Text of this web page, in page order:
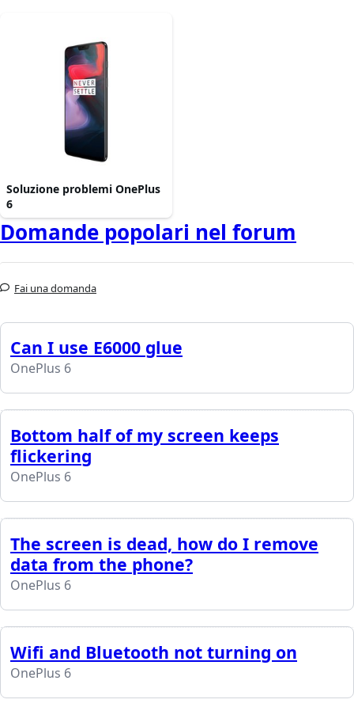
Soluzione problemi OnePlus
6
Domande popolari nel forum
Fai una domanda
Can I use E6000 glue
OnePlus 6
Bottom half of my screen keeps
flickering
OnePlus 6
The screen is dead, how do I remove
data from the phone?
OnePlus 6
Wifi and Bluetooth not turning on
OnePlus 6